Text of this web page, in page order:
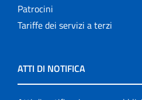
Patrocini
Tariffe dei servizi a terzi
ATTI DI NOTIFICA